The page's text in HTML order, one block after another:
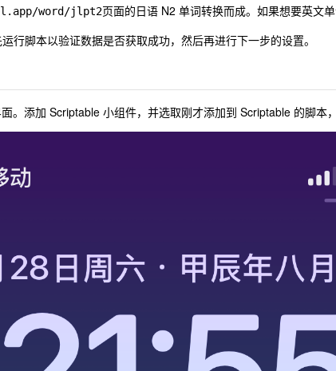
word/jlpt2页面的日语 N2 单词转换而成。如果想要英文单
行脚本以验证数据是否获取成功，然后再进行下一步的设置。
。添加 Scriptable 小组件，并选取刚才添加到 Scriptable 的脚本，